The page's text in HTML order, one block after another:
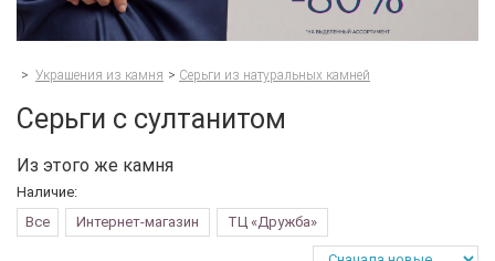
> Украшения из камня > Серьги из натуральных камней
Серьги с султанитом
Из этого же камня
Наличие:
Все
Интернет-магазин ТЦ «Дружба»